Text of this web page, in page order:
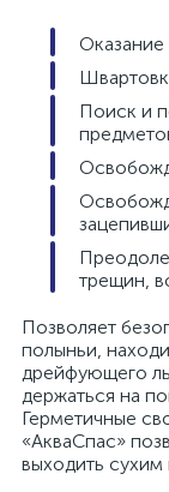
Поиск и
трещин,
Позволяет
полыньи,
дрейфующего
держаться на
Герметичные
«АкваСпас»
выходить сухим